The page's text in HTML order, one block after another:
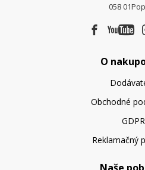
058 01
O
Obchodné
GDPR
Reklamačný